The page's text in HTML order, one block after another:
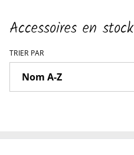
Accessoires en stock
TRIER PAR